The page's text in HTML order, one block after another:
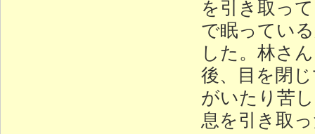
を引き取っ
で眠ってい
した。林さ
後、目を閉
がいたり苦
息を引き取